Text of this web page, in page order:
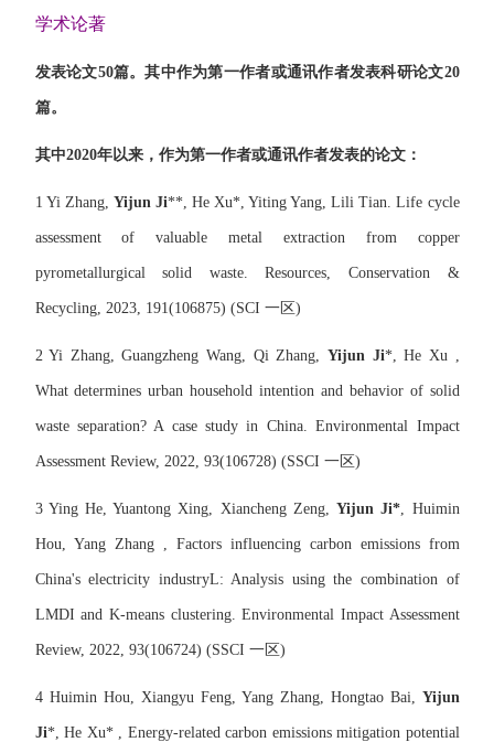
学术论著
发表论文50篇。其中作为第一作者或通讯作者发表科研论文20
篇。
其中2020年以来，作为第一作者或通讯作者发表的论文：
1 Yi Zhang, Yijun Ji**, He Xu*, Yiting Yang, Lili Tian. Life cycle
assessment of valuable metal extraction from copper
pyrometallurgical solid waste. Resources, Conservation &
Recycling, 2023, 191(106875) (SCI 一区)
2 Yi Zhang, Guangzheng Wang, Qi Zhang, Yijun Ji*, He Xu ,
What determines urban household intention and behavior of solid
waste separation? A case study in China. Environmental Impact
Assessment Review, 2022, 93(106728) (SSCI 一区)
3 Ying He, Yuantong Xing, Xiancheng Zeng,Yijun Ji*, Huimin
Hou, Yang Zhang , Factors influencing carbon emissions from
China's electricity industryL: Analysis using the combination of
LMDI and K-means clustering. Environmental Impact Assessment
Review, 2022, 93(106724) (SSCI 一区)
4 Huimin Hou, Xiangyu Feng, Yang Zhang, Hongtao Bai, Yijun
Ji*, He Xu* , Energy-related carbon emissions mitigation potential